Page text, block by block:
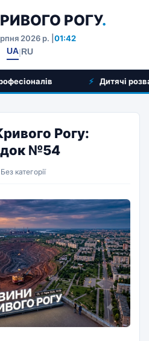
РОГУ.
2026 р. | 01:42
UA|RU
Дитячі розваги
Рогу:
№54
категорії